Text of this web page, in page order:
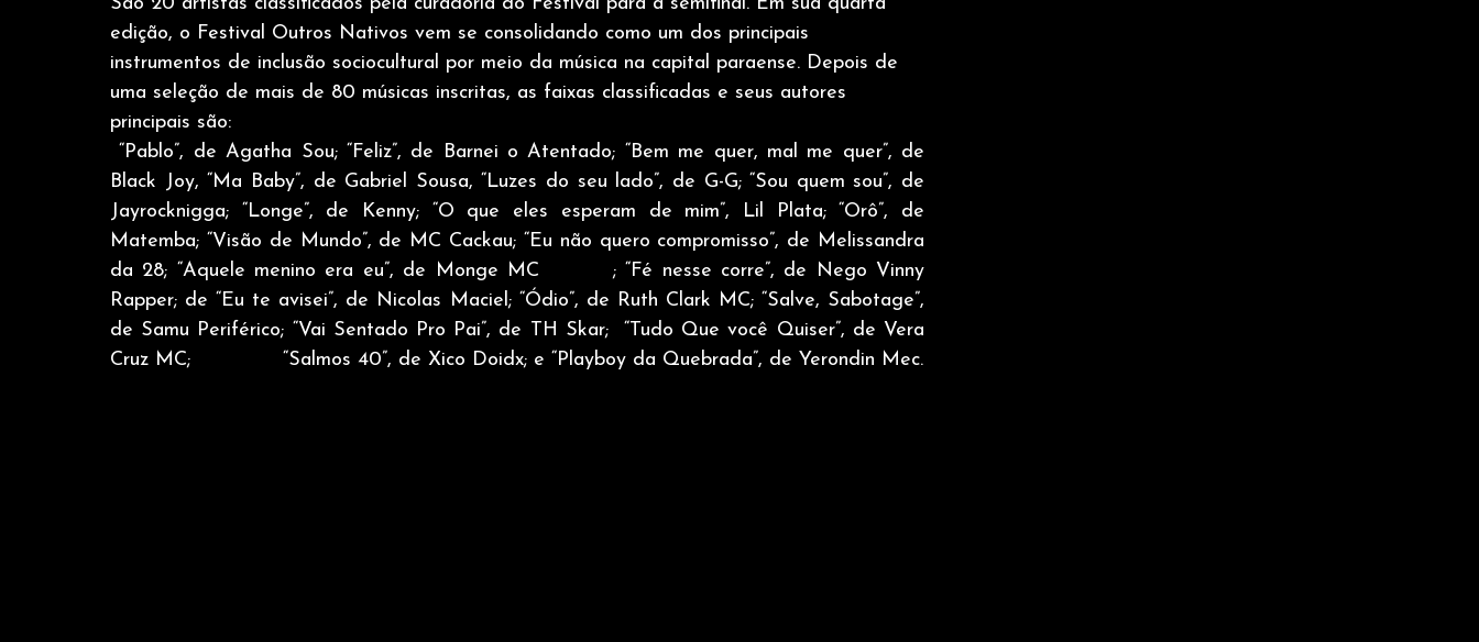
edição, o Festival Outros Nativos vem se consolidando como um dos principais
instrumentos de inclusão sociocultural por meio da música na capital paraense. Depois de
uma seleção de mais de 80 músicas inscritas, as faixas classificadas e seus autores
principais são:
“Pablo”, de Agatha Sou; “Feliz”, de Barnei o Atentado; “Bem me quer, mal me quer”, de
Black Joy, “Ma Baby”, de Gabriel Sousa, “Luzes do seu lado”, de G-G; “Sou quem sou”, de
Jayrocknigga; “Longe”, de Kenny; “O que eles esperam de mim”, Lil Plata; “Orô”, de
Matemba; “Visão de Mundo”, de MC Cackau; “Eu não quero compromisso”, de Melissandra
da 28; “Aquele menino era eu”, de Monge MC        ; “Fé nesse corre”, de Nego Vinny
Rapper; de “Eu te avisei”, de Nicolas Maciel; “Ódio”, de Ruth Clark MC; “Salve, Sabotage”,
de Samu Periférico; “Vai Sentado Pro Pai”, de TH Skar;  “Tudo Que você Quiser”, de Vera
Cruz MC;              “Salmos 40”, de Xico Doidx; e “Playboy da Quebrada”, de Yerondin Mec.